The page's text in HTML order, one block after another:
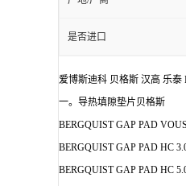
是否进口
爱博斯迪科 贝格斯 汉高 乐
一。导热填隙垫片贝格斯
BERGQUIST GAP PAD VOUS
BERGQUIST GAP PAD HC
BERGQUIST GAP PAD HC